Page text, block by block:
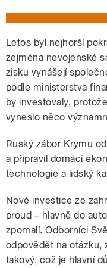
Letos byl nejhorší
zejména nevojenské
zisku vynášejí
podle ministerstva
by investovaly,
vyneslo něco
Ruský zábor Krymu
a připravil domácí
technologie a lidský
Nové investice ze
proud – hlavně do
zpomalí. Odborníci
odpovědět na otázku,
takový, což je hlavní